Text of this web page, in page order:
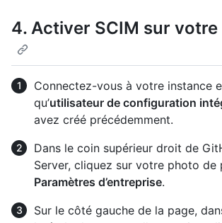
4. Activer SCIM sur
Connectez-vous à votre instance
qu’utilisateur de configuration
avez créé précédemment.
Dans le coin supérieur droit de
Server, cliquez sur votre photo de
Paramètres d’entreprise.
Sur le côté gauche de la page,